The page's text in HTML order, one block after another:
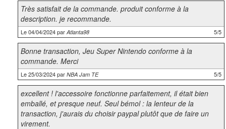
Très satisfait de la commande. produit conforme à la
description. je recommande.
Le 04/04/2024 par Atlanta98 5/5
Bonne transaction, Jeu Super Nintendo conforme à la
commande. Merci
Le 25/03/2024 par NBA Jam TE 5/5
excellent ! l'accessoire fonctionne parfaitement, il était bien
emballé, et presque neuf. Seul bémol : la lenteur de la
transaction, j'aurais du choisir paypal plutôt que de faire un
virement.